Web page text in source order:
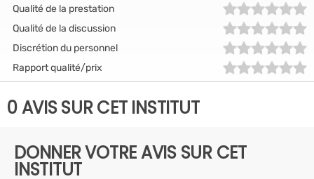
Qualité de la prestation
Qualité de la discussion
Discrétion du personnel
Rapport qualité/prix
0 AVIS SUR CET INSTITUT
DONNER VOTRE AVIS SUR CET
INSTITUT